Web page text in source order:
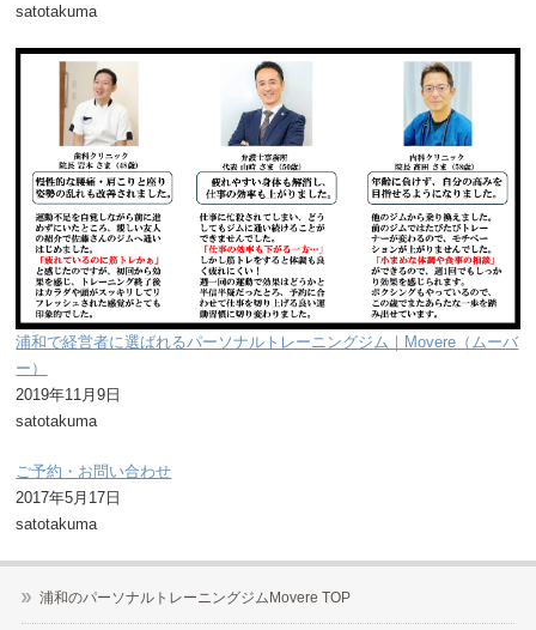
satotakuma
浦和で経営者に選ばれるパーソナルトレーニングジム｜Movere（ムーバ
ー）
2019年11月9日
satotakuma
ご予約・お問い合わせ
2017年5月17日
satotakuma
浦和のパーソナルトレーニングジムMovere TOP